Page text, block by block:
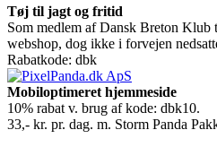
Tøj til jagt og fritid
Som medlem af Dansk Breton Klub
webshop, dog ikke i forvejen
Rabatkode: dbk
Mobiloptimeret hjemmeside
10% rabat v. brug af kode: dbk10.
33,- kr. pr. dag. m. Storm Panda